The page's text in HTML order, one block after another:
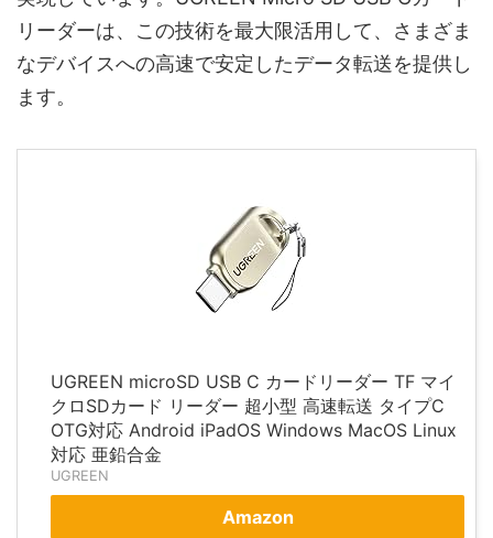
リーダーは、この技術を最大限活用して、さまざま
なデバイスへの高速で安定したデータ転送を提供し
ます。
UGREEN microSD USB C カードリーダー TF マイ
クロSDカード リーダー 超小型 高速転送 タイプC
OTG対応 Android iPadOS Windows MacOS Linux
対応 亜鉛合金
UGREEN
Amazon